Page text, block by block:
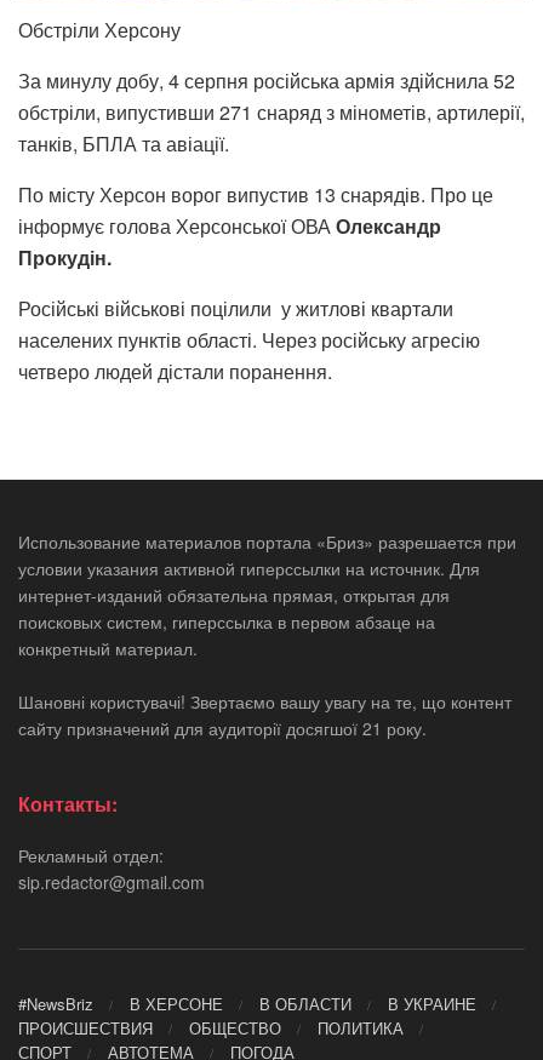
Обстріли Херсону
За минулу добу, 4 серпня російська армія здійснила 52
обстріли, випустивши 271 снаряд з мінометів, артилерії,
танків, БПЛА та авіації.
По місту Херсон ворог випустив 13 снарядів. Про це
інформує голова Херсонської ОВАОлександр
Прокудін.
Російські військові поцілили у житлові квартали
населених пунктів області. Через російську агресію
четверо людей дістали поранення.
Использование материалов портала «Бриз» разрешается при
условии указания активной гиперссылки на источник. Для
интернет-изданий обязательна прямая, открытая для
поисковых систем, гиперссылка в первом абзаце на
конкретный материал.
Шановні користувачі! Звертаємо вашу увагу на те, що контент
сайту призначений для аудиторії досягшої 21 року.
Контакты:
Рекламный отдел:
sip.redactor@gmail.com
#NewsBriz В ХЕРСОНЕ В ОБЛАСТИ
В УКРАИНЕ
ПРОИСШЕСТВИЯ
ОБЩЕСТВО
ПОЛИТИКА
СПОРТ
АВТОТЕМА ПОГОДА